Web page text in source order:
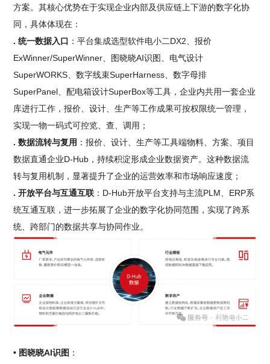
方案。其核心优势在于实现企业内部及供应链上下游的数字化协
同，具体体现在：
. 统一数据入口 ：平台集成选型软件电小二DX2、报价
ExWinner/SuperWinner、图晓晓AI识图、电气设计
SuperWORKS、数字线束SuperHarness、数字母排
SuperPanel、配电箱设计SuperBox等工具，企业内共用一套企业
库进行工作，报价、设计、生产等工作成果可按权限统一管理，
实现一物一码式可控览、查、调用；
. 数据流转与复用 ：报价、设计、生产等工具端物料、方案、项目
数据直通企业D-Hub，持续积淀形成企业数据资产。这种数据流
转与复用机制，显著提升了企业的运营效率和市场响应速度；
. 开放平台与互通互联 ：D-Hub开放平台支持与主流PLM、ERP系
统互通互联，进一步拓展了企业的数字化协同范围，实现了跨系
统、跨部门的数据共享与协同作业。
• 图晓晓AI识图 ：